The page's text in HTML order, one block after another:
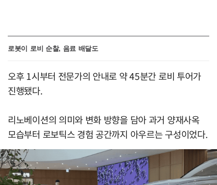
로봇이 로비 순찰, 음료 배달도
오후 1시부터 전문가의 안내로 약 45분간 로비 투어가
진행됐다.
리노베이션의 의미와 변화 방향을 담아 과거 양재사옥
모습부터 로보틱스 경험 공간까지 아우르는 구성이었다.